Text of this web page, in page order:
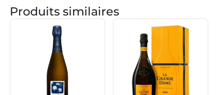
Produits similaires